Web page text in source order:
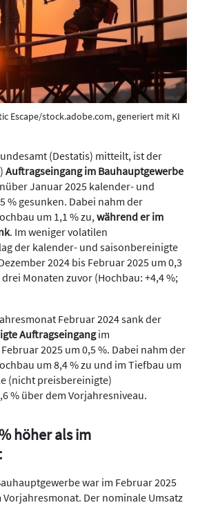
Escape/stock.adobe.com, generiert mit KI
(Destatis) mitteilt, ist der
Auftragseingang im Bauhauptgewerbe
Januar 2025 kalender- und
% gesunken. Dabei nahm der
um 1,1 % zu,während er im
. Im weniger volatilen
der kalender- und saisonbereinigte
2024 bis Februar 2025 um 0,3
Monaten zuvor (Hochbau: +4,4 %;
Februar 2024 sank der
Auftragseingangim
2025 um 0,5 %. Dabei nahm der
um 8,4 % zu und im Tiefbau um
(nicht preisbereinigte)
% über dem Vorjahresniveau.
höher als im
war im Februar 2025
Vorjahresmonat. Der nominale Umsatz